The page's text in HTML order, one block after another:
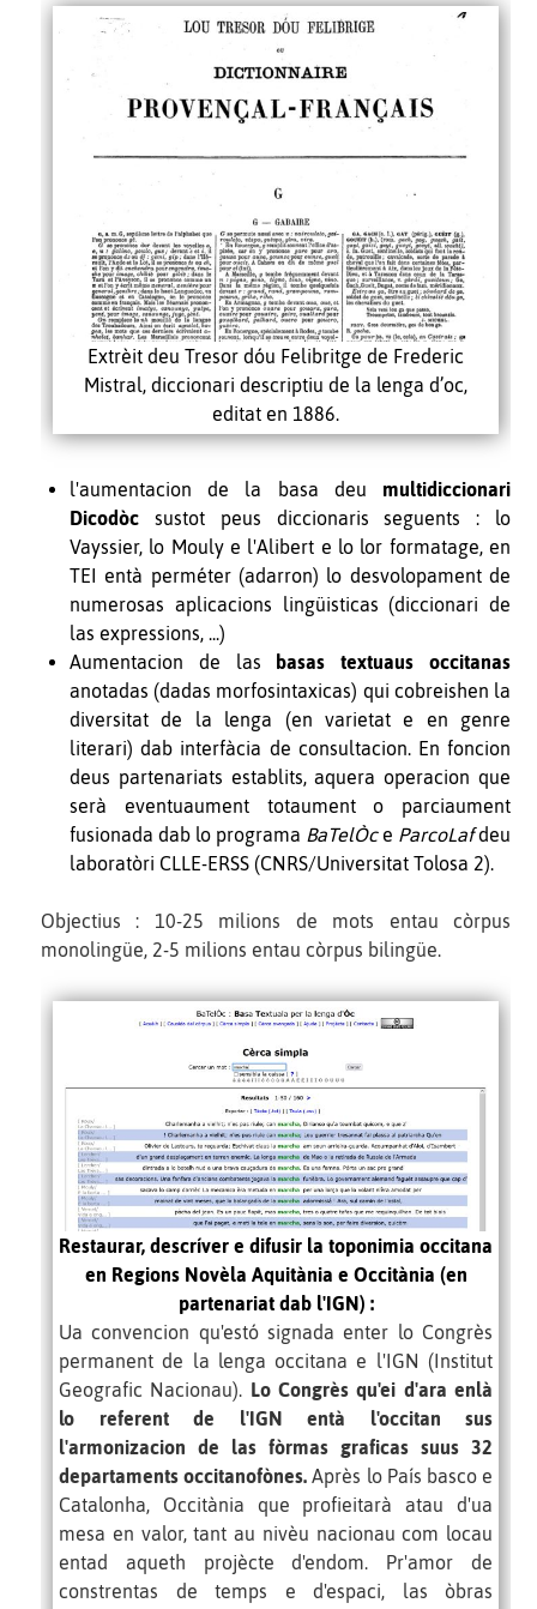
Extrèit deu Tresor dóu Felibritge de Frederic
Mistral, diccionari descriptiu de la lenga d’oc,
editat en 1886.
l'aumentacion de la basa deu
multidiccionari
Dicodòc
sustot peus diccionaris seguents : lo
Vayssier, lo Mouly e l'Alibert e lo lor formatage, en
TEI entà perméter (adarron) lo desvolopament de
numerosas aplicacions lingüisticas (diccionari de
las expressions, ...)
Aumentacion de las
basas textuaus occitanas
anotadas (dadas morfosintaxicas) qui cobreishen la
diversitat de la lenga (en varietat e en genre
literari) dab interfàcia de consultacion. En foncion
deus partenariats establits, aquera operacion que
serà eventuaument totaument o parciaument
fusionada dab lo programa BaTelÒce ParcoLafdeu
laboratòri CLLE-ERSS (CNRS/Universitat Tolosa 2).
Objectius : 10-25 milions de mots entau còrpus
monolingüe, 2-5 milions entau còrpus bilingüe.
Restaurar, descríver e difusir la toponimia occitana
en Regions Novèla Aquitània e Occitània (en
partenariat dab l'IGN) :
Ua convencion qu'estósignada enter lo Congrès
permanent de la lenga occitana e l'IGN (Institut
Geografic Nacionau). Lo Congrès qu'ei d'ara enlà
lo referent de l'IGN entà l'occitan sus
l'armonizacion de las fòrmas graficas suus 32
departaments occitanofònes. Après lo País basco e
Catalonha, Occitània que profieitarà atau d'ua
mesa en valor, tant au nivèu nacionau com locau
entad aqueth projècte d'endom. Pr'amor de
constrentas de temps e d'espaci, las òbras